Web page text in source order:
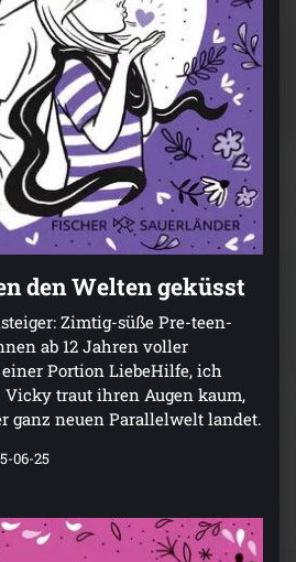
den Welten geküsst
Zimtig-süße Pre-teen-
ab 12 Jahren voller
Portion LiebeHilfe, ich
Vicky traut ihren Augen kaum,
ganz neuen Parallelwelt landet.
06-25